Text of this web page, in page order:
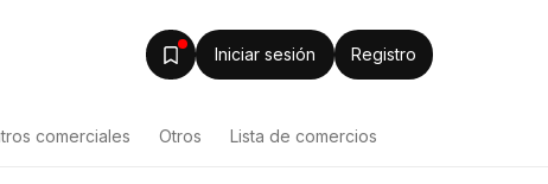
Iniciar sesión Registro
comerciales Otros Lista de comercios